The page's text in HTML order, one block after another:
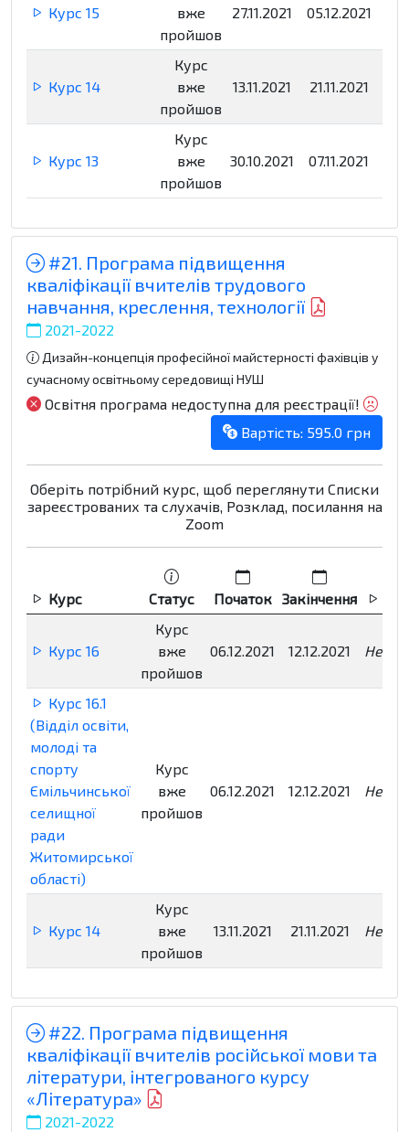
Курс 15
вже
пройшов
27.11.2021 05.12.2021
Курс 14
Курс
вже
пройшов
13.11.2021 21.11.2021
Курс 13
Курс
вже
пройшов
30.10.2021 07.11.2021
#21. Програма підвищення
кваліфікації вчителів трудового
навчання, креслення, технології
2021-2022
Дизайн-концепція професійної майстерності фахівців у
сучасному освітньому середовищі НУШ
Освітня програма недоступна для реєстрації!
Вартість: 595.0 грн
Оберіть потрібний курс, щоб переглянути Списки
зареєстрованих та слухачів, Розклад, посилання на
Zoom
Курс Статус Початок Закінчення
Курс 16
Курс
вже
пройшов
06.12.2021 12.12.2021
Курс 16.1
(Відділ освіти,
молоді та
спорту
Ємільчинської
селищної
ради
Житомирської
області)
Курс
вже
пройшов
06.12.2021 12.12.2021
Курс 14
Курс
вже
пройшов
13.11.2021 21.11.2021
#22. Програма підвищення
кваліфікації вчителів російської мови та
літератури, інтегрованого курсу
«Література»
2021-2022